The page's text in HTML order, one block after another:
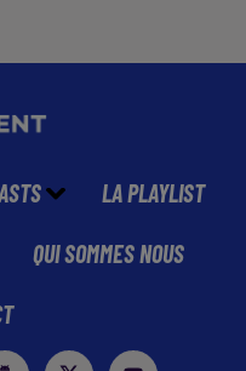
LA PLAYLIST
QUI SOMMES NOUS